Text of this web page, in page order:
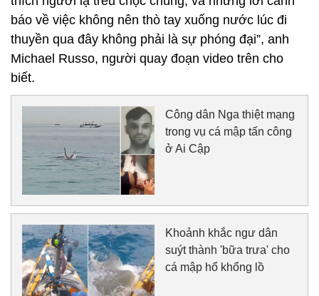
báo về việc không nên thò tay xuống nước lúc đi
thuyền qua đây không phải là sự phóng đại”, anh
Michael Russo, người quay đoạn video trên cho
biết.
Công dân Nga thiệt mạng
trong vụ cá mập tấn công
ở Ai Cập
Khoảnh khắc ngư dân
suýt thành 'bữa trưa' cho
cá mập hổ khổng lồ